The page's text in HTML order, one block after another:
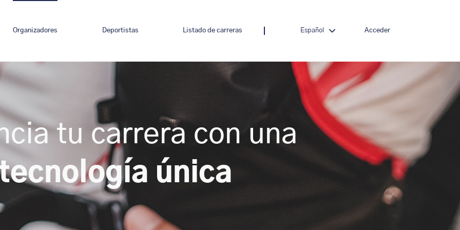
Organizadores Deportistas Listado de carreras Español Acceder
tu carrera con una
única